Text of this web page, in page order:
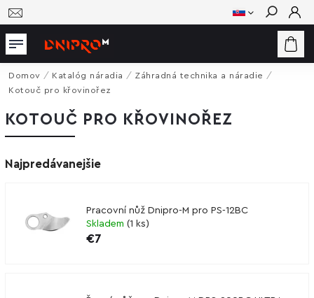
Hľadať
Domov / Katalóg náradia / Záhradná technika a náradie /
Kotouč pro křovinořez
KOTOUČ PRO KŘOVINOŘEZ
Najpredávanejšie
Pracovní nůž Dnipro-M pro PS-12BC
Skladem (1 ks)
€7